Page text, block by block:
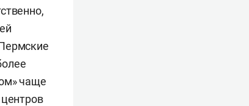
чаще